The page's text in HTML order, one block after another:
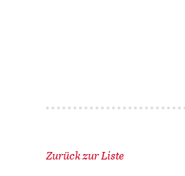
Zurück zur Liste